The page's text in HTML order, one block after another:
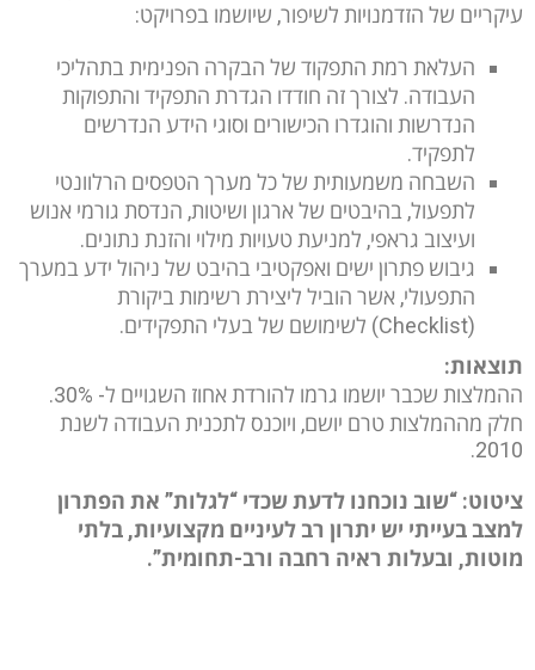
עיקריים של הזדמנויות לשיפור, שיושמו בפרויקט:
העלאת רמת התפקוד של הבקרה הפנימית בתהליכי
העבודה. לצורך זה חודדו הגדרת התפקיד והתפוקות
הנדרשות והוגדרו הכישורים וסוגי הידע הנדרשים
לתפקיד.
השבחה משמעותית של כל מערך הטפסים הרלוונטי
לתפעול, בהיבטים של ארגון ושיטות, הנדסת גורמי אנוש
ועיצוב גראפי, למניעת טעויות מילוי והזנת נתונים.
גיבוש פתרון ישים ואפקטיבי בהיבט של ניהול ידע במערך
התפעולי, אשר הוביל ליצירת רשימות ביקורת
(Checklist) לשימושם של בעלי התפקידים.
תוצאות:
ההמלצות שכבר יושמו גרמו להורדת אחוז השגויים ל- 30%.
חלק מההמלצות טרם יושם, ויוכנס לתכנית העבודה לשנת
2010.
ציטוט: “שוב נוכחנו לדעת שכדי “לגלות” את הפתרון
למצב בעייתי יש יתרון רב לעיניים מקצועיות, בלתי
מוטות, ובעלות ראיה רחבה ורב-תחומית”.